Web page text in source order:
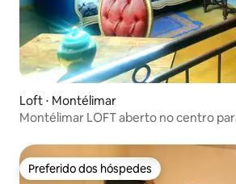
Loft ⋅ Montélimar
Montélimar LOFT aberto no centro
Preferido dos hóspedes
Preferido dos hóspedes